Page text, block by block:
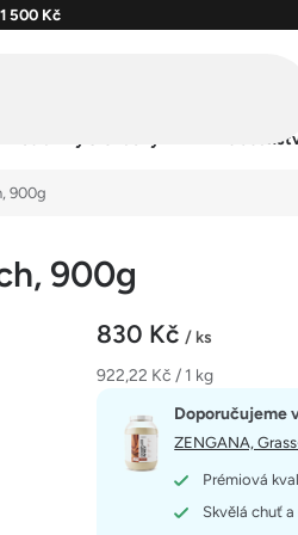
500 Kč
900g
900g
830 Kč/ ks
Měrná
922,22 Kč / 1 kg
Doporučujeme
ZENGANA,
Prémiová
Skvělá chuť